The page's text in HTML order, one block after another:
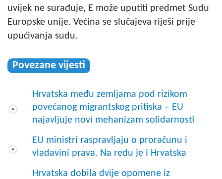
uvijek ne surađuje, E može uputiti predmet Sudu
Europske unije. Većina se slučajeva riješi prije
upućivanja sudu.
Povezane vijesti
Hrvatska među zemljama pod rizikom
povećanog migrantskog pritiska – EU
najavljuje novi mehanizam solidarnosti
EU ministri raspravljaju o proračunu i
vladavini prava. Na redu je i Hrvatska
Hrvatska dobila dvije opomene iz